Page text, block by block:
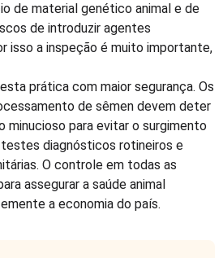
de material genético animal e de
de introduzir agentes
isso a inspeção é muito importante,
prática com maior segurança. Os
de sêmen devem deter
minucioso para evitar o surgimento
diagnósticos rotineiros e
O controle em todas as
assegurar a saúde animal
a economia do país.